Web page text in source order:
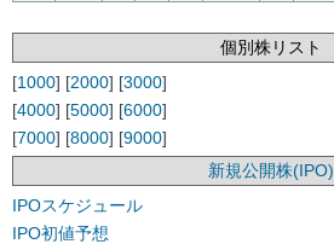
個別株リスト
[1000] [2000] [3000]
[4000] [5000] [6000]
[7000] [8000] [9000]
新規公開株(IPO)
IPOスケジュール
IPO初値予想